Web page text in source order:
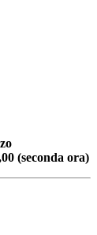
(seconda ora)